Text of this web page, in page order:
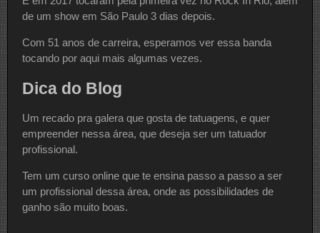
de um show em São Paulo 3 dias depois.
Com 51 anos de carreira, esperamos ver essa banda
tocando por aqui mais algumas vezes.
Dica do Blog
Um recado pra galera que gosta de tatuagens, e quer
empreender nessa área, que deseja ser um tatuador
profissional.
Tem um curso online que te ensina passo a passo a ser
um profissional dessa área, onde as possibilidades de
ganho são muito boas.